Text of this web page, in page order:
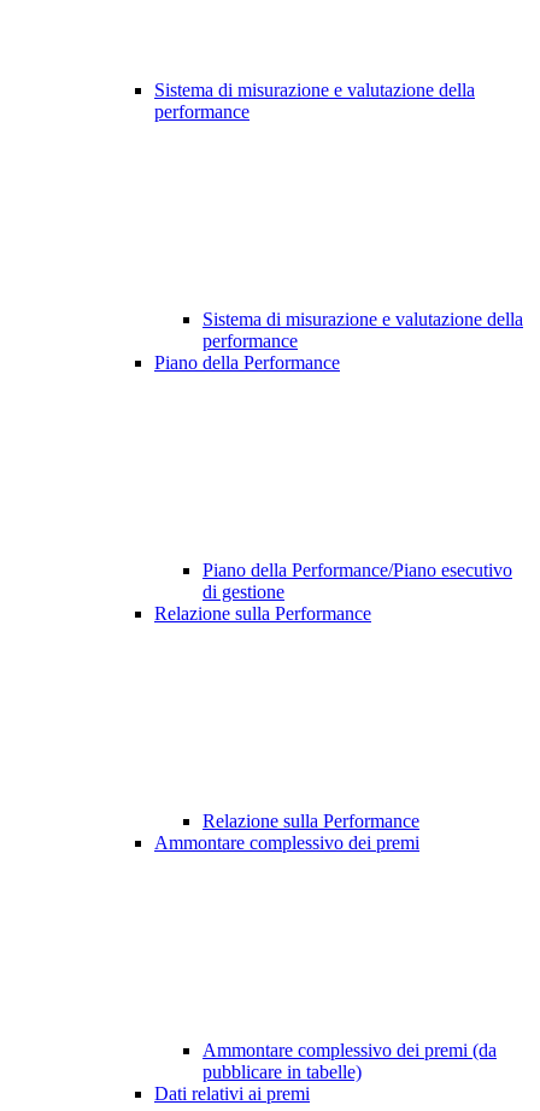
Sistema di misurazione e valutazione della
performance
Sistema di misurazione e valutazione della
performance
Piano della Performance
Piano della Performance/Piano esecutivo
di gestione
Relazione sulla Performance
Relazione sulla Performance
Ammontare complessivo dei premi
Ammontare complessivo dei premi (da
pubblicare in tabelle)
Dati relativi ai premi